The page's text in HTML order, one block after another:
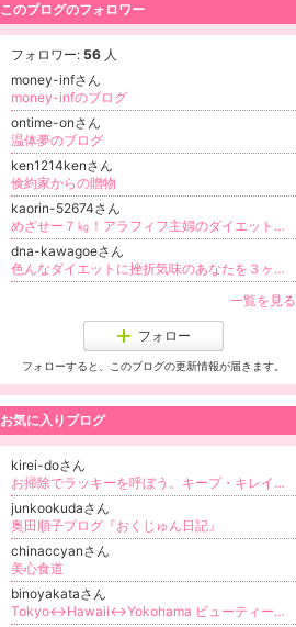
このブログのフォロワー
フォロワー: 56 人
money-infさん
money-infのブログ
ontime-onさん
温体夢のブログ
ken1214kenさん
倹約家からの贈物
kaorin-52674さん
めざせー７㎏！アラフィフ主婦のダイエットライフ
dna-kawagoeさん
色んなダイエットに挫折気味のあなたを３ヶ月で-10kg! DNA検査×個人指導で痩せるダイエットアドバイザー：中森恵美
一覧を見る
フォロー
フォローすると、このブログの更新情報が届きます。
お気に入りブログ
kirei-doさん
お掃除でラッキーを呼ぼう。キープ・キレイ部！プロが語る効率アップの掃除術はカンタン・最速♪
junkookudaさん
奥田順子ブログ『おくじゅん日記』
chinaccyanさん
美心食道
binoyakataさん
Tokyo↔︎Hawaii↔︎Yokohama ビューティーブログ